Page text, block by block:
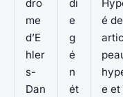
dro
me
d’E
hler
s-
Dan
di
e
g
é
n
ét
é
e et